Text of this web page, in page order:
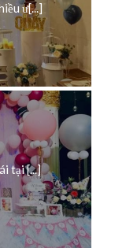
ư[...]
tại [...]